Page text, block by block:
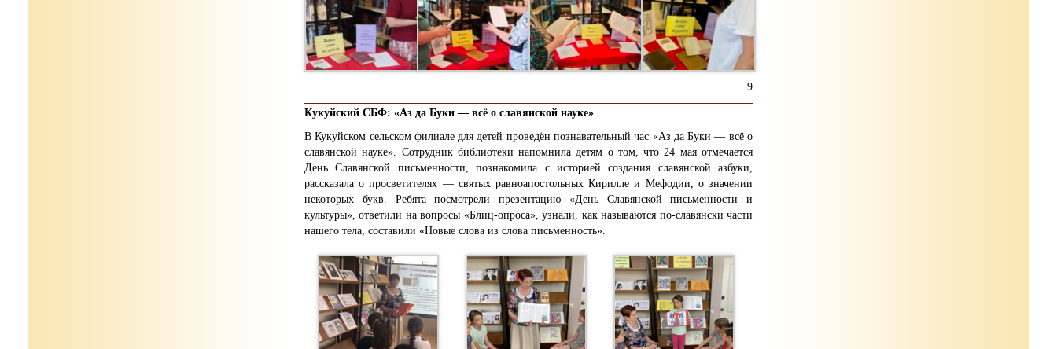
9
Кукуйский СБФ: «Аз да Буки — всё о славянской науке»
В Кукуйском сельском филиале для детей проведён познавательный час «Аз да Буки — всё о
славянской науке». Сотрудник библиотеки напомнила детям о том, что 24 мая отмечается
День Славянской письменности, познакомила с историей создания славянской азбуки,
рассказала о просветителях — святых равноапостольных Кирилле и Мефодии, о значении
некоторых букв. Ребята посмотрели презентацию «День Славянской письменности и
культуры», ответили на вопросы «Блиц-опроса», узнали, как называются по-славянски части
нашего тела, составили «Новые слова из слова письменность».